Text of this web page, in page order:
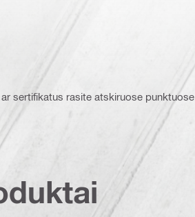
sertifikatus rasite atskiruose punktuose.